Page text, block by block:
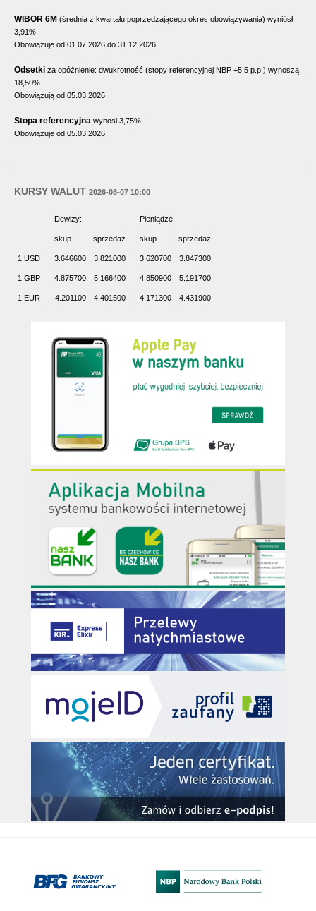
WIBOR 6M (średnia z kwartału poprzedzającego okres obowiązywania) wyniósł
3,91%.
Obowiązuje od 01.07.2026 do 31.12.2026
Odsetki za opóźnienie: dwukrotność (stopy referencyjnej NBP +5,5 p.p.) wynoszą
18,50%.
Obowiązują od 05.03.2026
Stopa referencyjna wynosi 3,75%.
Obowiązuje od 05.03.2026
KURSY WALUT 2026-08-07 10:00
Dewizy: Pieniądze:
skup sprzedaż skup sprzedaż
1 USD 3.646600 3.821000 3.620700 3.847300
1 GBP 4.875700 5.166400 4.850900 5.191700
1 EUR 4.201100 4.401500 4.171300 4.431900